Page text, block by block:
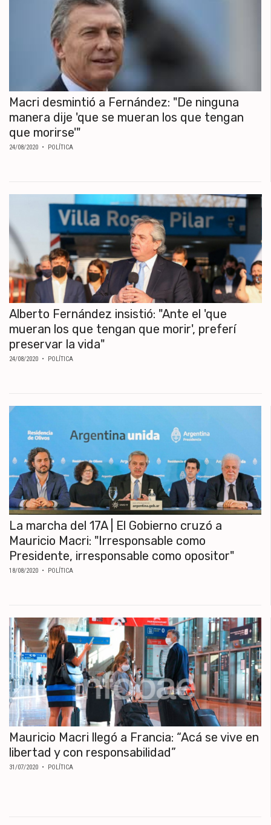
Macri desmintió a Fernández: "De ninguna
manera dije 'que se mueran los que tengan
que morirse'"
24/08/2020 • POLÍTICA
Alberto Fernández insistió: "Ante el 'que
mueran los que tengan que morir', preferí
preservar la vida"
24/08/2020 • POLÍTICA
La marcha del 17A | El Gobierno cruzó a
Mauricio Macri: "Irresponsable como
Presidente, irresponsable como opositor"
18/08/2020 • POLÍTICA
Mauricio Macri llegó a Francia: “Acá se vive en
libertad y con responsabilidad”
31/07/2020 • POLÍTICA